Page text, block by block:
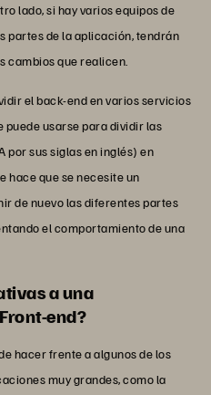
lado, si hay varios equipos de
partes de la aplicación, tendrán
cambios que realicen.
el back-end en varios servicios
puede usarse para dividir las
por sus siglas en inglés) en
hace que se necesite un
de nuevo las diferentes partes
el comportamiento de una
a una
end?
hacer frente a algunos de los
muy grandes, como la